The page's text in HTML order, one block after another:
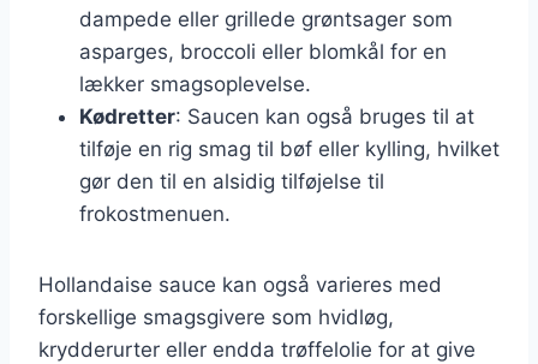
dampede eller grillede grøntsager som
asparges, broccoli eller blomkål for en
lækker smagsoplevelse.
Kødretter: Saucen kan også bruges til at
tilføje en rig smag til bøf eller kylling, hvilket
gør den til en alsidig tilføjelse til
frokostmenuen.
Hollandaise sauce kan også varieres med
forskellige smagsgivere som hvidløg,
krydderurter eller endda trøffelolie for at give